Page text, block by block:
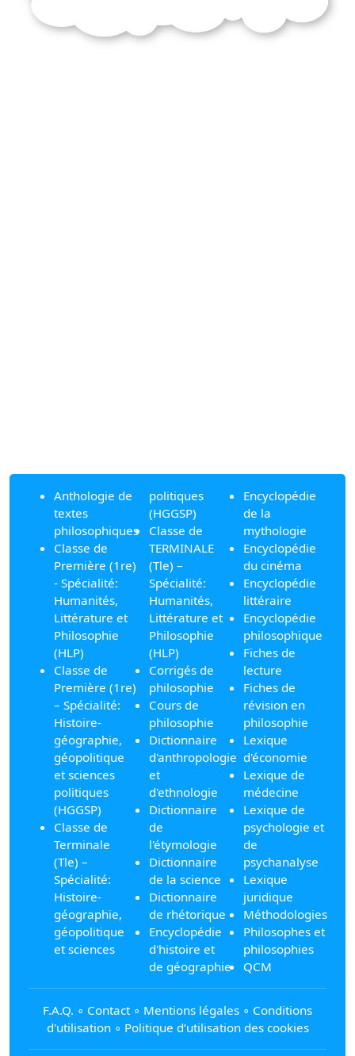
Anthologie de
textes
philosophiques
Classe de
Première (1re)
- Spécialité:
Humanités,
Littérature et
Philosophie
(HLP)
Classe de
Première (1re)
– Spécialité:
Histoire-
géographie,
géopolitique
et sciences
politiques
(HGGSP)
Classe de
Terminale
(Tle) –
Spécialité:
Histoire-
géographie,
géopolitique
et sciences
politiques
(HGGSP)
Classe de
TERMINALE
(Tle) –
Spécialité:
Humanités,
Littérature et
Philosophie
(HLP)
Corrigés de
philosophie
Cours de
philosophie
Dictionnaire
d'anthropologie
et
d'ethnologie
Dictionnaire
de
l'étymologie
Dictionnaire
de la science
Dictionnaire
de rhétorique
Encyclopédie
d'histoire et
de géographie
Encyclopédie
de la
mythologie
Encyclopédie
du cinéma
Encyclopédie
littéraire
Encyclopédie
philosophique
Fiches de
lecture
Fiches de
révision en
philosophie
Lexique
d'économie
Lexique de
médecine
Lexique de
psychologie et
de
psychanalyse
Lexique
juridique
Méthodologies
Philosophes et
philosophies
QCM
F.A.Q. ∘ Contact ∘ Mentions légales ∘ Conditions
d'utilisation∘ Politique d’utilisation des cookies